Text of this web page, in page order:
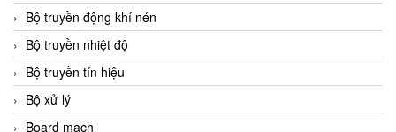
Bộ truyền động khí nén
Bộ truyền nhiệt độ
Bộ truyền tín hiệu
Bộ xử lý
Board mạch